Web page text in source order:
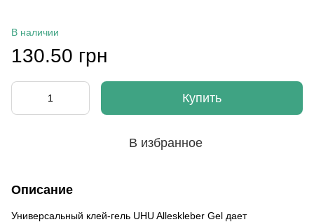
В наличии
130.50 грн
Купить
В избранное
Описание
Универсальный клей-гель UHU Alleskleber Gel дает